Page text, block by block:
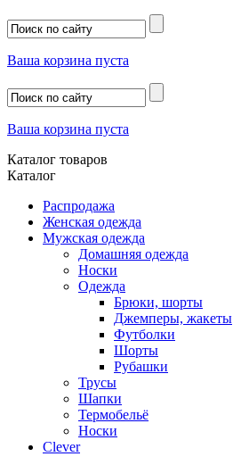
Ваша корзина пуста
Ваша корзина пуста
Каталог товаров
Каталог
Распродажа
Женская одежда
Мужская одежда
Домашняя одежда
Носки
Одежда
Брюки, шорты
Джемперы, жакеты
Футболки
Шорты
Рубашки
Трусы
Шапки
Термобельё
Носки
Clever